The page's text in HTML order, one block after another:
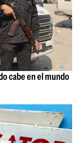
cabe en el mundo